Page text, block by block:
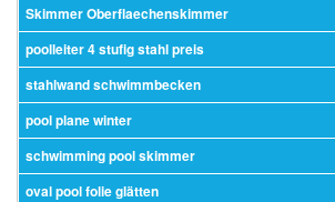
Skimmer Oberflaechenskimmer
poolleiter 4 stufig stahl preis
stahlwand schwimmbecken
pool plane winter
schwimming pool skimmer
oval pool folie glätten